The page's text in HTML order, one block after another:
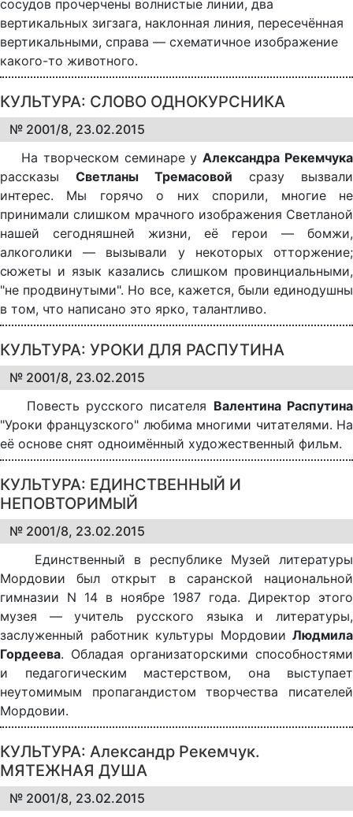
сосудов прочерчены волнистые линии, два
вертикальных зигзага, наклонная линия, пересечённая
вертикальными, справа — схематичное изображение
какого-то животного.
КУЛЬТУРА: СЛОВО ОДНОКУРСНИКА
№ 2001/8, 23.02.2015
На творческом семинаре уАлександра Рекемчука
рассказы Светланы Тремасовой сразу вызвали
интерес. Мы горячо о них спорили, многие не
принимали слишком мрачного изображения Светланой
нашей сегодняшней жизни, её герои — бомжи,
алкоголики — вызывали у некоторых отторжение;
сюжеты и язык казались слишком провинциальными,
"не продвинутыми". Но все, кажется, были единодушны
в том, что написано это ярко, талантливо.
КУЛЬТУРА: УРОКИ ДЛЯ РАСПУТИНА
№ 2001/8, 23.02.2015
Повесть русского писателя Валентина Распутина
"Уроки французского" любима многими читателями. На
её основе снят одноимённый художественный фильм.
КУЛЬТУРА: ЕДИНСТВЕННЫЙ И
НЕПОВТОРИМЫЙ
№ 2001/8, 23.02.2015
Единственный в республике Музей литературы
Мордовии был открыт в саранской национальной
гимназии N 14 в ноябре 1987 года. Директор этого
музея — учитель русского языка и литературы,
заслуженный работник культуры Мордовии Людмила
Гордеева. Обладая организаторскими способностями
и педагогическим мастерством, она выступает
неутомимым пропагандистом творчества писателей
Мордовии.
КУЛЬТУРА: Александр Рекемчук.
МЯТЕЖНАЯ ДУША
№ 2001/8, 23.02.2015